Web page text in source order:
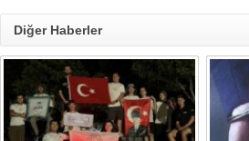
Diğer Haberler